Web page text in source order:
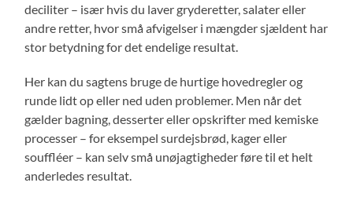
deciliter – især hvis du laver gryderetter, salater eller
andre retter, hvor små afvigelser i mængder sjældent har
stor betydning for det endelige resultat.
Her kan du sagtens bruge de hurtige hovedregler og
runde lidt op eller ned uden problemer. Men når det
gælder bagning, desserter eller opskrifter med kemiske
processer – for eksempel surdejsbrød, kager eller
souffléer – kan selv små unøjagtigheder føre til et helt
anderledes resultat.